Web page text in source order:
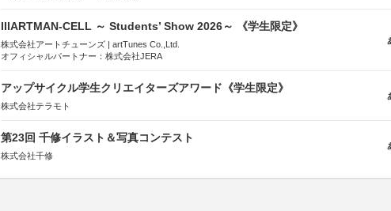
IIIARTMAN-CELL ～ Students’ Show 2026～ 《学生限定》
株式会社アートチューンズ | artTunes Co.,Ltd.
オフィシャルパートナー：株式会社JERA
アップサイクル学生クリエイターズアワード《学生限定》
株式会社テラモト
第23回 千修イラスト＆写真コンテスト
株式会社千修